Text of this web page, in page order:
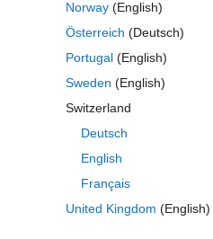
and switch (ideal semiconductor for
with a step inut for the duty
as the model cannot be linearised
for the duty cycle?
Norway(English)
Österreich (Deutsch)
Portugal(English)
Sweden (English)
Switzerland
Deutsch
English
Français
United Kingdom (English)